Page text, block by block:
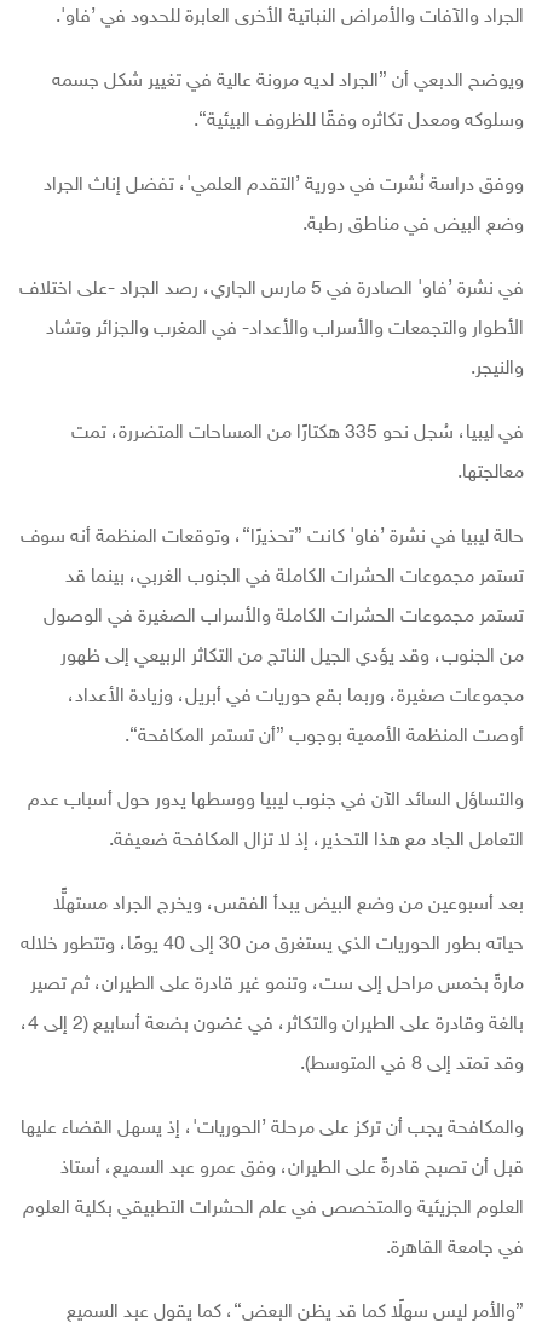
الجراد والآفات والأمراض النباتية الأخرى العابرة للحدود في ’فاو'.
ويوضح الدبعي أن ”الجراد لديه مرونة عالية في تغيير شكل جسمه
وسلوكه ومعدل تكاثره وفقًا للظروف البيئية“.
ووفق دراسة نُشرت في دورية ’التقدم العلمي'، تفضل إناث الجراد
وضع البيض في مناطق رطبة.
في نشرة ’فاو' الصادرة في 5 مارس الجاري، رصد الجراد -على اختلاف
الأطوار والتجمعات والأسراب والأعداد- في المغرب والجزائر وتشاد
والنيجر.
في ليبيا، سُجل نحو 335 هكتارًا من المساحات المتضررة، تمت
معالجتها.
حالة ليبيا في نشرة ’فاو' كانت ”تحذيرًا“، وتوقعات المنظمة أنه سوف
تستمر مجموعات الحشرات الكاملة في الجنوب الغربي، بينما قد
تستمر مجموعات الحشرات الكاملة والأسراب الصغيرة في الوصول
من الجنوب، وقد يؤدي الجيل الناتج من التكاثر الربيعي إلى ظهور
مجموعات صغيرة، وربما بقع حوريات في أبريل، وزيادة الأعداد،
أوصت المنظمة الأممية بوجوب ”أن تستمر المكافحة“.
والتساؤل السائد الآن في جنوب ليبيا ووسطها يدور حول أسباب عدم
التعامل الجاد مع هذا التحذير، إذ لا تزال المكافحة ضعيفة.
بعد أسبوعين من وضع البيض يبدأ الفقس، ويخرج الجراد مستهلًّا
حياته بطور الحوريات الذي يستغرق من 30 إلى 40 يومًا، وتتطور خلاله
مارةً بخمس مراحل إلى ست، وتنمو غير قادرة على الطيران، ثم تصير
بالغة وقادرة على الطيران والتكاثر، في غضون بضعة أسابيع (2 إلى 4،
وقد تمتد إلى 8 في المتوسط).
والمكافحة يجب أن تركز على مرحلة ’الحوريات'، إذ يسهل القضاء عليها
قبل أن تصبح قادرةً على الطيران، وفق عمرو عبد السميع، أستاذ
العلوم الجزيئية والمتخصص في علم الحشرات التطبيقي بكلية العلوم
في جامعة القاهرة.
”والأمر ليس سهلًا كما قد يظن البعض“، كما يقول عبد السميع